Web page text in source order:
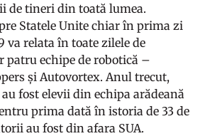
de tineri din toată lumea.
Statele Unite chiar în prima zi
va relata în toate zilele de
patru echipe de robotică –
și Autovortex. Anul trecut,
fost elevii din echipa arădeană
prima dată în istoria de 33 de
au fost din afara SUA.